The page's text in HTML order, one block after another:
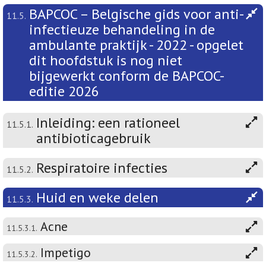
11.5. BAPCOC – Belgische gids voor anti-
infectieuze behandeling in de
ambulante praktijk - 2022 - opgelet
dit hoofdstuk is nog niet
bijgewerkt conform de BAPCOC-
editie 2026
11.5.1. Inleiding: een rationeel
antibioticagebruik
11.5.2. Respiratoire infecties
11.5.3. Huid en weke delen
11.5.3.1. Acne
11.5.3.2. Impetigo